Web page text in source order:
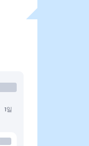
1일